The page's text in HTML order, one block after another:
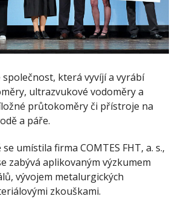
společnost, která vyvíjí a vyrábí
ultrazvukové vodoměry a
průtokoměry či přístroje na
a páře.
umístila firma COMTES FHT, a. s.,
zabývá aplikovaným výzkumem
vývojem metalurgických
zkouškami.